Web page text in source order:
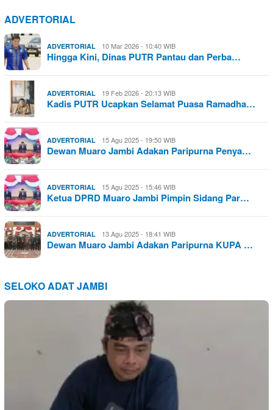
ADVERTORIAL
ADVERTORIAL 10 Mar 2026 - 10:40 WIB
Hingga Kini, Dinas PUTR Pantau dan Perba…
ADVERTORIAL 19 Feb 2026 - 20:13 WIB
Kadis PUTR Ucapkan Selamat Puasa Ramadha…
ADVERTORIAL 15 Agu 2025 - 19:50 WIB
Dewan Muaro Jambi Adakan Paripurna Penya…
ADVERTORIAL 15 Agu 2025 - 15:46 WIB
Ketua DPRD Muaro Jambi Pimpin Sidang Par…
ADVERTORIAL 13 Agu 2025 - 18:41 WIB
Dewan Muaro Jambi Adakan Paripurna KUPA …
SELOKO ADAT JAMBI